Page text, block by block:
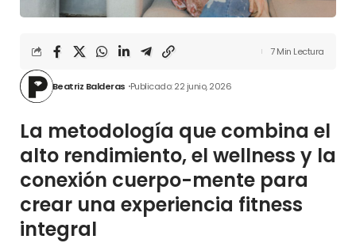
Beatriz Balderas Publicado: 22 junio, 2026
7 Min Lectura
La metodología que combina el
alto rendimiento, el wellness y la
conexión cuerpo-mente para
crear una experiencia fitness
integral